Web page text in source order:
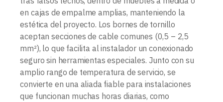
en cajas de empalme amplias, manteniendo la
estética del proyecto. Los bornes de tornillo
aceptan secciones de cable comunes (0,5 – 2,5
mm²), lo que facilita al instalador un conexionado
seguro sin herramientas especiales. Junto con su
amplio rango de temperatura de servicio, se
convierte en una aliada fiable para instalaciones
que funcionan muchas horas diarias, como